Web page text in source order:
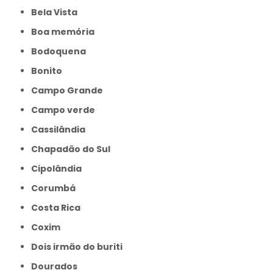
Bela Vista
Boa memória
Bodoquena
Bonito
Campo Grande
Campo verde
Cassilândia
Chapadão do Sul
Cipolândia
Corumbá
Costa Rica
Coxim
Dois irmão do buriti
Dourados